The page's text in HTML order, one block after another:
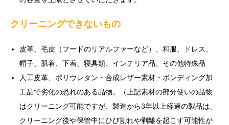
クリーニングできないもの
皮革、毛皮（フードのリアルファーなど）、和服、ドレス、
帽子、肌着、下着、寝具類、インテリア品、その他特殊品
人工皮革、ポリウレタン・合成レザー素材・ボンディング加
工品で劣化の恐れのある品物。（上記素材の部分使いの品物
はクリーニング可能ですが、製造から3年以上経過の製品は、
クリーニング後や保管中にひび割れや剥離を起こす可能性が